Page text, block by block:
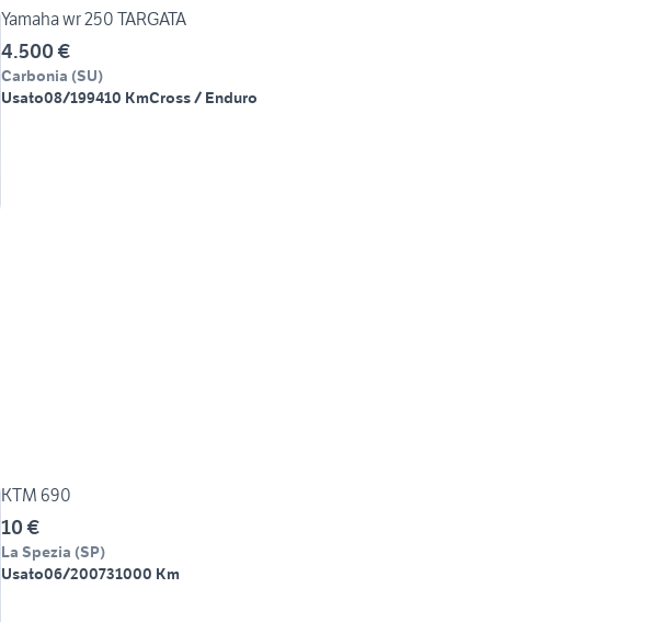
Yamaha wr 250 TARGATA
4.500 €
Carbonia (SU)
Usato08/199410 KmCross / Enduro
KTM 690
10 €
La Spezia (SP)
Usato06/200731000 Km